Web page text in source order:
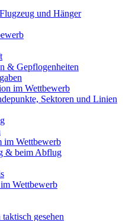
und Hänger
& Gepflogenheiten
im Wettbewerb
Sektoren und Linien
im Wettbewerb
& beim Abflug
Wettbewerb
gesehen